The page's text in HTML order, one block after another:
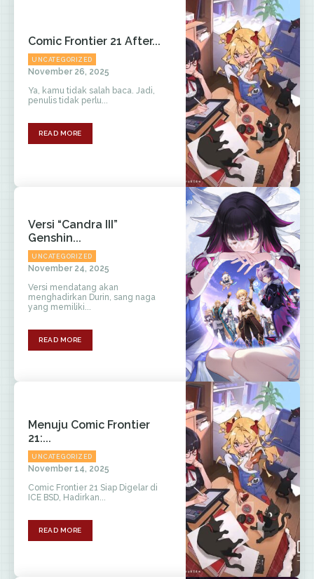
Comic Frontier 21 After...
UNCATEGORIZED
November 26, 2025
Ya, kamu tidak salah baca. Jadi,
penulis tidak perlu...
READ MORE
Versi “Candra III”
Genshin...
UNCATEGORIZED
November 24, 2025
Versi mendatang akan
menghadirkan Durin, sang naga
yang memiliki...
READ MORE
Menuju Comic Frontier
21:...
UNCATEGORIZED
November 14, 2025
Comic Frontier 21 Siap Digelar di
ICE BSD, Hadirkan...
READ MORE